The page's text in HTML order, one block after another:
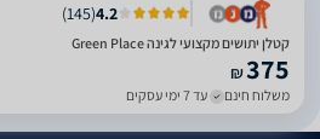
4.2
(
145
)
‏קטלן יתושים מקצועי לגינה Green Place
₪375
משלוח חינם עד 7 ימי עסקים